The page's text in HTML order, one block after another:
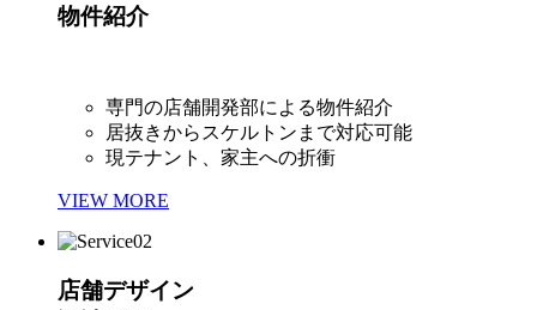
物件紹介
専門の店舗開発部による物件紹介
居抜きからスケルトンまで対応可能
現テナント、家主への折衝
VIEW MORE
店舗デザイン